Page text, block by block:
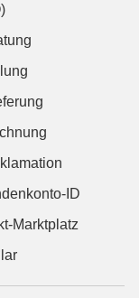
ID
Marktplatz